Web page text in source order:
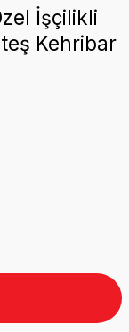
İşçilikli
Kehribar